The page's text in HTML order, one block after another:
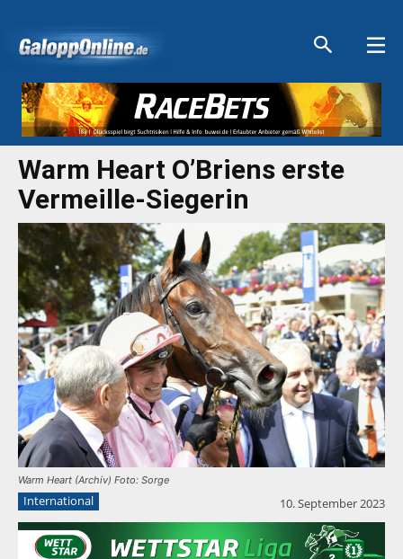
Warm Heart O’Briens erste
Vermeille-Siegerin
Warm Heart (Archiv) Foto: Sorge
International 10. September 2023